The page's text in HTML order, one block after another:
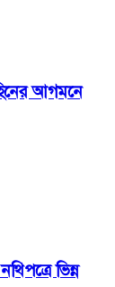
আগমনে
ভিন্ন